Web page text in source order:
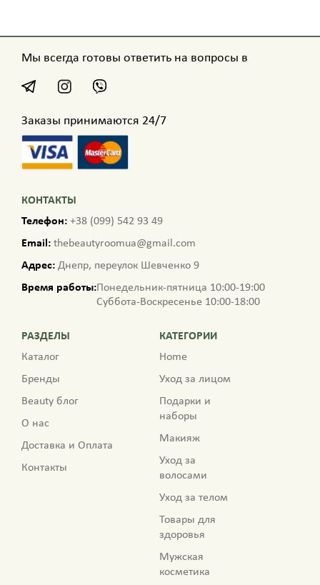
Мы всегда готовы ответить на вопросы в
Заказы принимаются 24/7
КОНТАКТЫ
Телефон: +38 (099) 542 93 49
Email: thebeautyroomua@gmail.com
Адрес: Днепр, переулок Шевченко 9
Время работы:Понедельник-пятница 10:00-19:00
Суббота-Воскресенье 10:00-18:00
РАЗДЕЛЫ
Каталог
Бренды
Beauty блог
О нас
Доставка и Оплата
Контакты
КАТЕГОРИИ
Home
Уход за лицом
Подарки и
наборы
Макияж
Уход за
волосами
Уход за телом
Товары для
здоровья
Мужская
косметика